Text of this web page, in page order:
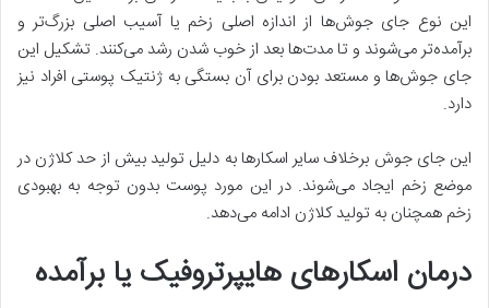
این نوع جای جوش‌ها از اندازه اصلی زخم یا آسیب اصلی بزرگ‌تر و
برآمده‌تر می‌شوند و تا مدت‌ها بعد از خوب شدن رشد می‌کنند. تشکیل این
جای جوش‌ها و مستعد بودن برای آن بستگی به ژنتیک پوستی افراد نیز
دارد.
این جای جوش برخلاف سایر اسکارها به دلیل تولید بیش از حد کلاژن در
موضع زخم ایجاد می‌شوند. در این مورد پوست بدون توجه به بهبودی
زخم همچنان به تولید کلاژن ادامه می‌دهد.
درمان اسکارهای هایپرتروفیک یا برآمده